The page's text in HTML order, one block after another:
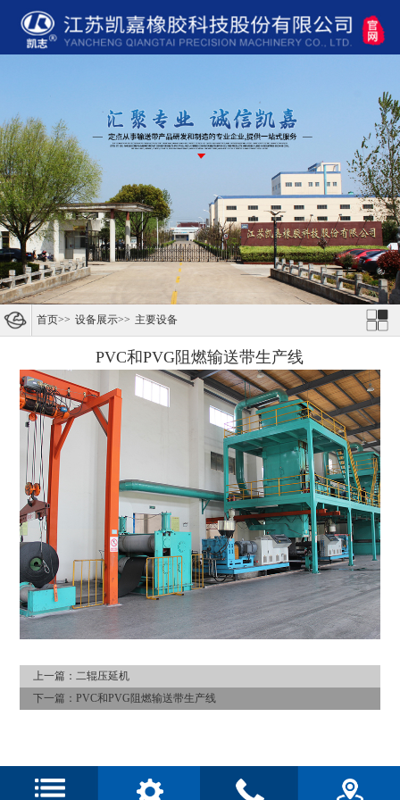
首页>> 设备展示>> 主要设备
PVC和PVG阻燃输送带生产线
上一篇： 二辊压延机
下一篇：PVC和PVG阻燃输送带生产线